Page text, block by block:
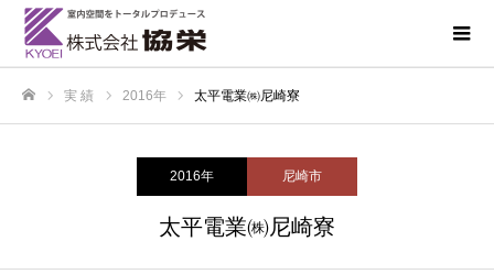
実 績 2016年 太平電業㈱尼崎寮
2016年 尼崎市
太平電業㈱尼崎寮